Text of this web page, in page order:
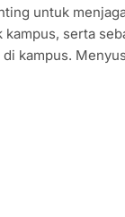
untuk
kampus, serta
kampus.